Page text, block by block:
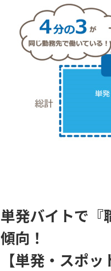
単発バイトで『
傾向！
【単発・スポ